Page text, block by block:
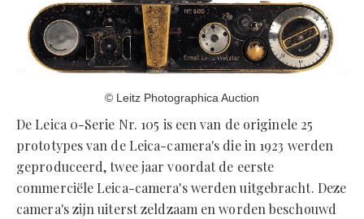
© Leitz Photographica Auction
De Leica 0-Serie Nr. 105 is een van de originele 25
prototypes van de Leica-camera's die in 1923 werden
geproduceerd, twee jaar voordat de eerste
commerciële Leica-camera's werden uitgebracht. Deze
camera's zijn uiterst zeldzaam en worden beschouwd